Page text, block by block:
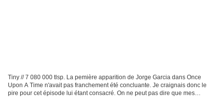
Tiny // 7 080 000 tlsp. La pemière apparition de Jorge Garcia dans Once
Upon A Time n'avait pas franchement été concluante. Je craignais donc le
pire pour cet épisode lui étant consacré. On ne peut pas dire que mes